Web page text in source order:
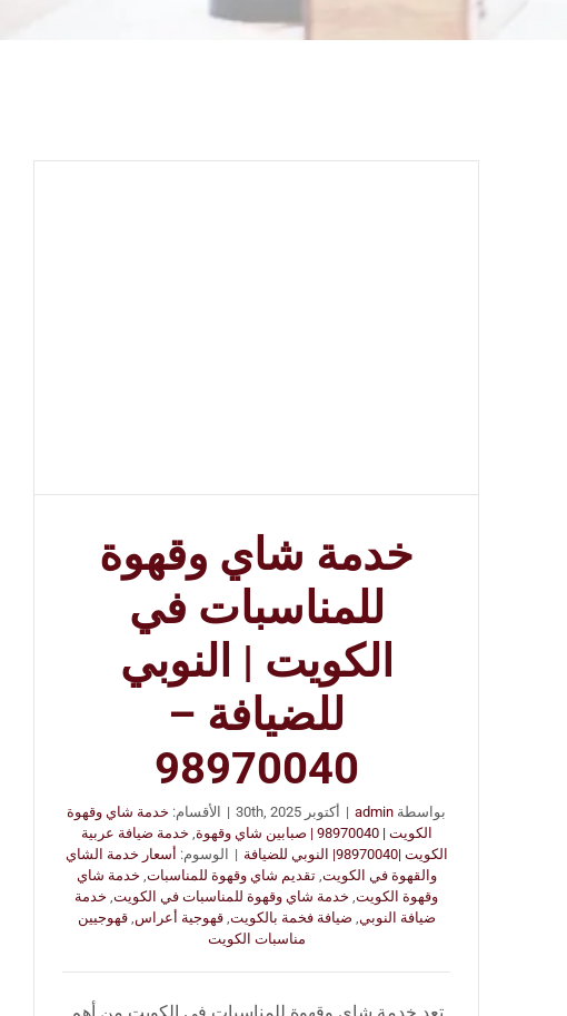
خدمة شاي وقهوة
للمناسبات في
الكويت | النوبي
للضيافة –
98970040
بواسطة admin
| أكتوبر 30th, 2025 | الأقسام: خدمة شاي وقهوة
الكويت | 98970040 | صبابين شاي وقهوة
, خدمة ضيافة عربية
الكويت |98970040| النوبي للضيافة
| الوسوم: أسعار خدمة الشاي
والقهوة في الكويت,تقديم شاي وقهوة للمناسبات, خدمة شاي
وقهوة الكويت, خدمة شاي وقهوة للمناسبات في الكويت, خدمة
ضيافة النوبي, ضيافة فخمة بالكويت,قهوجية أعراس,قهوجيين
مناسبات الكويت